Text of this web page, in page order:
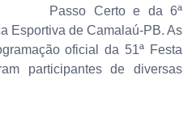
Passo Certo e da 6ª
Esportiva de Camalaú-PB. As
oficial da 51ª Festa
participantes de diversas